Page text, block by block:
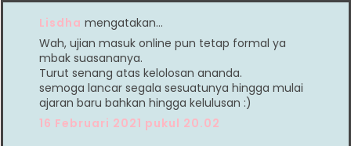
Lisdha mengatakan…
Wah, ujian masuk online pun tetap formal ya
mbak suasananya.
Turut senang atas kelolosan ananda.
semoga lancar segala sesuatunya hingga mulai
ajaran baru bahkan hingga kelulusan :)
16 Februari 2021 pukul 20.02